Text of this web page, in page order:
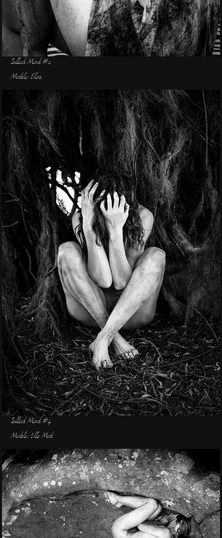
Sullied Mind #2
Modèle: Élisa
Sullied Mind #4
Modèle: Elle Mod